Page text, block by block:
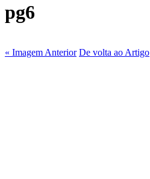
pg6
« Imagem Anterior De volta ao Artigo